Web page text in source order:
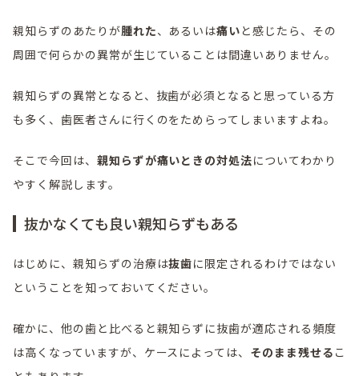
親知らずのあたりが腫れた、あるいは痛いと感じたら、その
周囲で何らかの異常が生じていることは間違いありません。
親知らずの異常となると、抜歯が必須となると思っている方
も多く、歯医者さんに行くのをためらってしまいますよね。
そこで今回は、 親知らずが痛いときの対処法についてわかり
やすく解説します。
抜かなくても良い親知らずもある
はじめに、親知らずの治療は抜歯に限定されるわけではない
ということを知っておいてください。
確かに、他の歯と比べると親知らずに抜歯が適応される頻度
は高くなっていますが、ケースによっては、 そのまま残せる こ